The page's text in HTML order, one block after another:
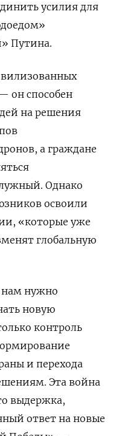
усилия для
Путина.
он способен
на решения
а граждане
Однако
освоили
«которые уже
глобальную
нам нужно
новую
контроль
и перехода
Эта война
выдержка,
ответ на новые